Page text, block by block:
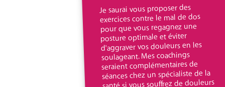
Je saurai vous proposer des
exercices contre le mal de dos
pour que vous regagnez une
posture optimale et éviter
d'aggraver vos douleurs en les
soulageant. Mes coachings
seraient complémentaires de
séances chez un spécialiste de la
santé si vous souffrez de douleurs